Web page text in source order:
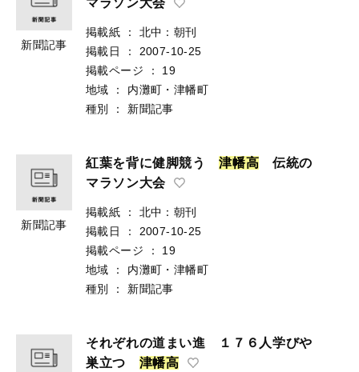
新聞記事
掲載紙 ：
北中：朝刊
掲載日
：
2007-10-25
掲載ページ
：
19
地域
：
内灘町・津幡町
種別
： 新聞記事
新聞記事
紅葉を背に健脚競う津幡高 伝統の
マラソン大会
掲載紙 ：
北中：朝刊
掲載日
：
2007-10-25
掲載ページ
：
19
地域
：
内灘町・津幡町
種別
： 新聞記事
それぞれの道まい進 １７６人学びや
巣立つ 津幡高